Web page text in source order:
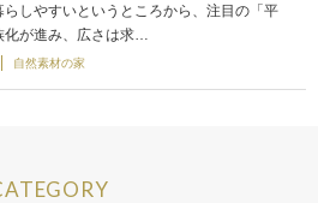
らしやすいというところから、注目の「平
化が進み、広さは求…
自然素材の家